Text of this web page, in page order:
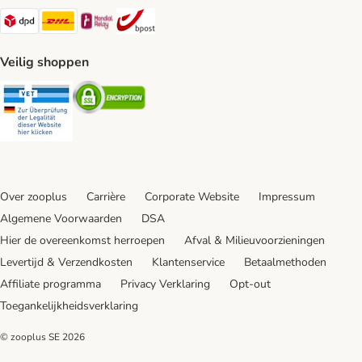
Dpd Shipping Method
DHL Shipping Method
Mondial Relay Shipping Method
Veilig shoppen
Security Security
Over zooplus Carrière Corporate Website
Impressum
Algemene Voorwaarden
DSA
Hier de overeenkomst herroepen
Afval & Milieuvoorzieningen
Levertijd & Verzendkosten
Klantenservice
Betaalmethoden
Affiliate programma
Privacy Verklaring
Opt-out
Toegankelijkheidsverklaring
© zooplus SE 2026